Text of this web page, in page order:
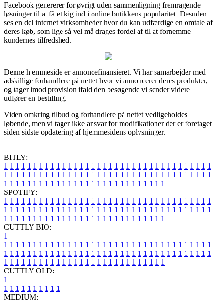
Facebook genererer for øvrigt uden sammenligning fremragende
løsninger til at få et kig ind i online butikkens popularitet. Desuden
ses en del internet virksomheder hvor du kan udfærdige en omtale af
deres køb, som lige så vel må drages fordel af til at fornemme
kundernes tilfredshed.
Denne hjemmeside er annoncefinansieret. Vi har samarbejder med
adskillige forhandlere på nettet hvor vi annoncerer deres produkter,
og tager imod provision ifald den besøgende vi sender videre
udfører en bestilling.
Viden omkring tilbud og forhandlere på nettet vedligeholdes
løbende, men vi tager ikke ansvar for modifikationer der er foretaget
siden sidste opdatering af hjemmesidens oplysninger.
BITLY:
1 1 1 1 1 1 1 1 1 1 1 1 1 1 1 1 1 1 1 1 1 1 1 1 1 1 1 1 1 1 1 1 1 1 1 1
1 1 1 1 1 1 1 1 1 1 1 1 1 1 1 1 1 1 1 1 1 1 1 1 1 1 1 1 1 1 1 1 1 1 1 1
1 1 1 1 1 1 1 1 1 1 1 1 1 1 1 1 1 1 1 1 1 1 1 1 1 1 1 1
SPOTIFY:
1 1 1 1 1 1 1 1 1 1 1 1 1 1 1 1 1 1 1 1 1 1 1 1 1 1 1 1 1 1 1 1 1 1 1 1
1 1 1 1 1 1 1 1 1 1 1 1 1 1 1 1 1 1 1 1 1 1 1 1 1 1 1 1 1 1 1 1 1 1 1 1
1 1 1 1 1 1 1 1 1 1 1 1 1 1 1 1 1 1 1 1 1 1 1 1 1 1 1 1
CUTTLY BIO:
1
1 1 1 1 1 1 1 1 1 1 1 1 1 1 1 1 1 1 1 1 1 1 1 1 1 1 1 1 1 1 1 1 1 1 1 1
1 1 1 1 1 1 1 1 1 1 1 1 1 1 1 1 1 1 1 1 1 1 1 1 1 1 1 1 1 1 1 1 1 1 1 1
1 1 1 1 1 1 1 1 1 1 1 1 1 1 1 1 1 1 1 1 1 1 1 1 1 1 1 1
CUTTLY OLD:
1
1 1 1 1 1 1 1 1 1 1
MEDIUM: